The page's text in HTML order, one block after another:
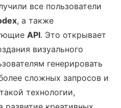
все пользователи
, а также
API. Это открывает
визуального
генерировать
сложных запросов и
технологии,